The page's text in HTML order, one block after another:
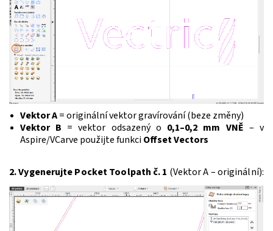
Vektor A= originální vektor gravírování (beze změny)
Vektor B = vektor odsazený o 0,1–0,2 mm VNĚ – v
Aspire/VCarve použijte funkciOffset Vectors
2. Vygenerujte Pocket Toolpath č. 1 (Vektor A – originální):